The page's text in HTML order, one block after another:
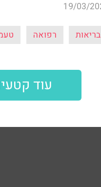
19/03/
בריאות רפואה
עוד